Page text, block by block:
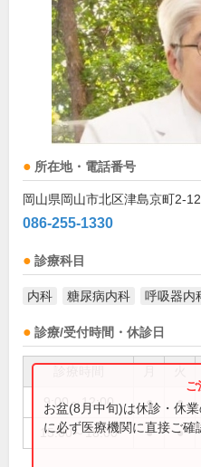
所在地・電話番号
岡山県岡山市北区津島京町2-
086-255-1330
診療科目
内科 糖尿病内科 呼吸器内
診療/受付時間・休診日
9:00～12:00 ● ●
15:00～18:00 ● ●
お盆(8月中旬)は休診・休
に必ず医療機関に直接ご確